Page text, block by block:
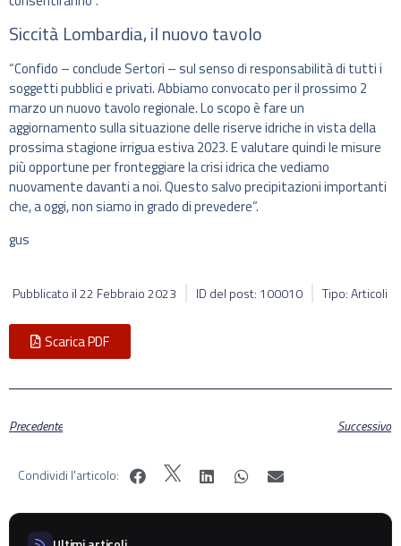
Siccità Lombardia, il nuovo tavolo
“Confido – conclude Sertori – sul senso di responsabilità di tutti i
soggetti pubblici e privati. Abbiamo convocato per il prossimo 2
marzo un nuovo tavolo regionale. Lo scopo è fare un
aggiornamento sulla situazione delle riserve idriche in vista della
prossima stagione irrigua estiva 2023. E valutare quindi le misure
più opportune per fronteggiare la crisi idrica che vediamo
nuovamente davanti a noi. Questo salvo precipitazioni importanti
che, a oggi, non siamo in grado di prevedere”.
gus
Pubblicato il22 Febbraio 2023 ID del post: 100010 Tipo: Articoli
Scarica PDF
Precedente Successivo
Condividi l'articolo: